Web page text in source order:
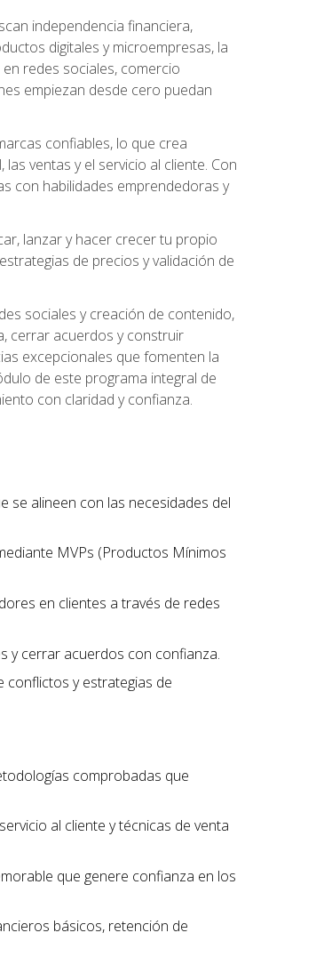
independencia financiera,
digitales y microempresas, la
redes sociales, comercio
empiezan desde cero puedan
confiables, lo que crea
ventas y el servicio al cliente. Con
con habilidades emprendedoras y
lanzar y hacer crecer tu propio
de precios y validación de
sociales y creación de contenido,
cerrar acuerdos y construir
excepcionales que fomenten la
de este programa integral de
con claridad y confianza.
se alineen con las necesidades del
MVPs (Productos Mínimos
en clientes a través de redes
y cerrar acuerdos con confianza.
conflictos y estrategias de
comprobadas que
al cliente y técnicas de venta
que genere confianza en los
básicos, retención de